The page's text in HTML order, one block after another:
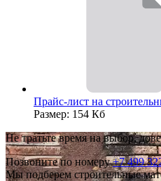
Прайс-лист на
Размер: 154 Кб
Не тратьте время на выбор,
Позвоните по номеру+7 499
Мы подберем строительные